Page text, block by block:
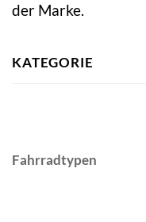
der Marke.
KATEGORIE
Fahrradtypen